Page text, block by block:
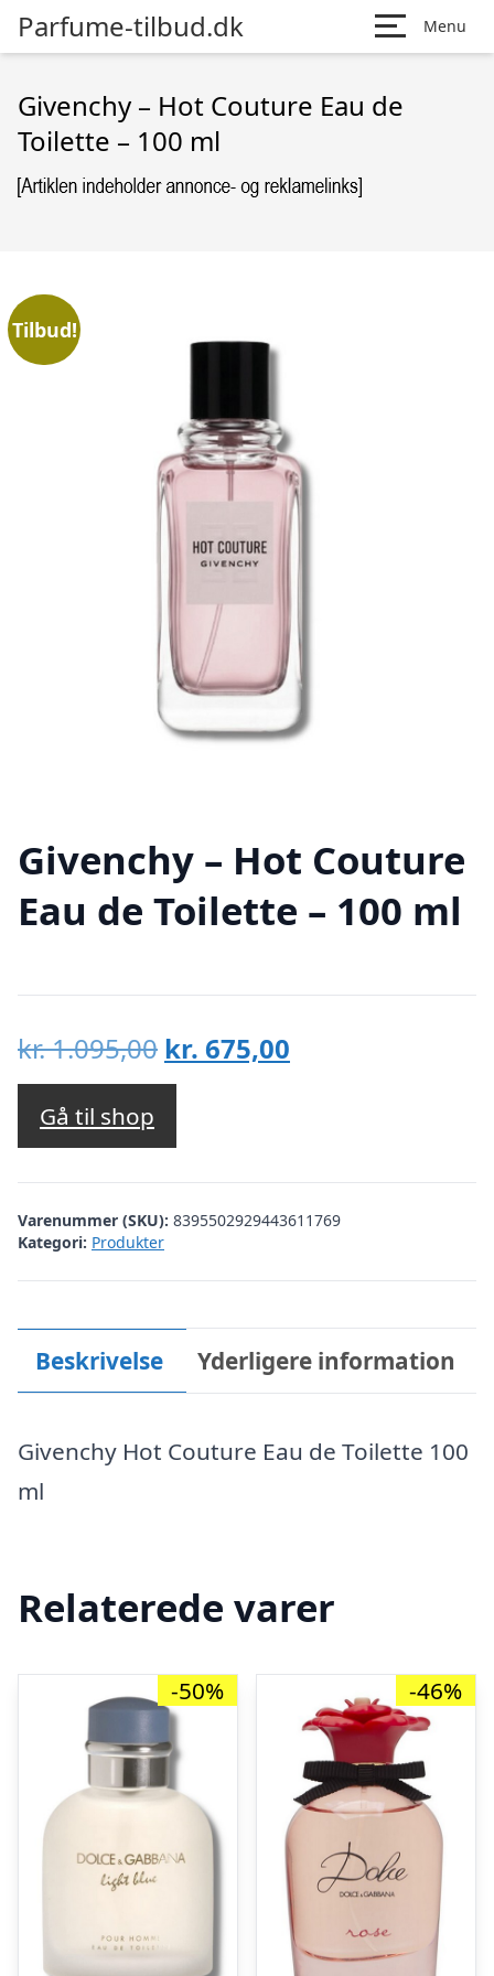
Parfume-tilbud.dk Menu
Givenchy – Hot Couture Eau de
Toilette – 100 ml
Tilbud!
Givenchy – Hot Couture
Eau de Toilette – 100 ml
kr.1.095,00 Den
oprindelige
var:
kr. 1.095,00.
kr. 675,00
kr. 675,00.
Gå til shop
Varenummer (SKU): 8395502929443611769
Kategori: Produkter
Beskrivelse Yderligere information
Givenchy Hot Couture Eau de Toilette 100
ml
Relaterede varer
-50% -46%